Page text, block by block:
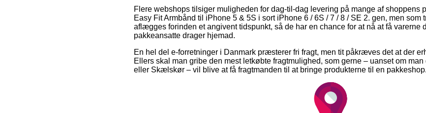
Flere webshops tilsiger muligheden for dag-til-dag levering på mange af shoppens
Easy Fit Armbånd til iPhone 5 & 5S i sort iPhone 6 / 6S / 7 / 8 / SE 2. gen, men som
aflægges forinden et angivent tidspunkt, så de har en chance for at nå at få varerne
pakkeansatte drager hjemad.
En hel del e-forretninger i Danmark præsterer fri fragt, men tit påkræves det at der
Ellers skal man gribe den mest letkøbte fragtmulighed, som gerne – uanset om
eller Skælskør – vil blive at få fragtmanden til at bringe produkterne til en pakkeshop.